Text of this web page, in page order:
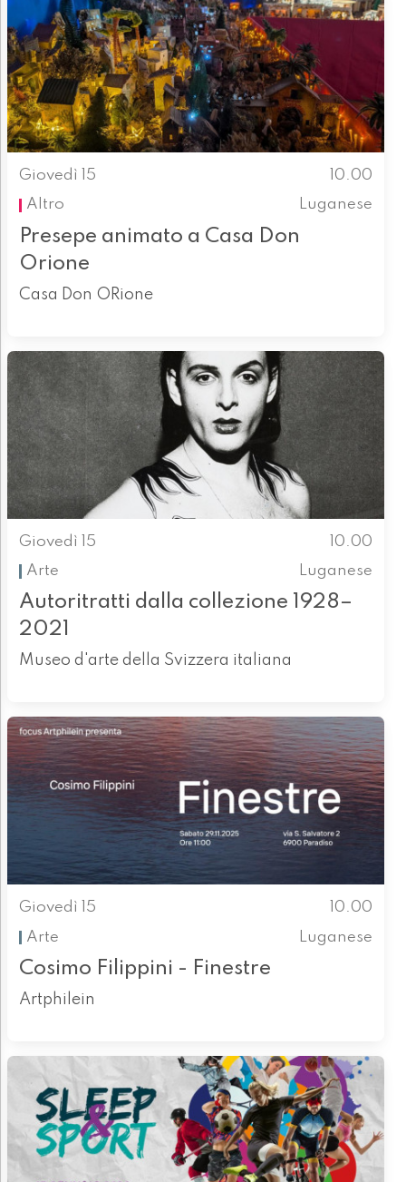
Giovedì 15
10.00
Altro
Luganese
Presepe animato a Casa Don
Orione
Casa Don ORione
Giovedì 15
10.00
Arte
Luganese
Autoritratti dalla collezione 1928–
2021
Museo d'arte della Svizzera italiana
Giovedì 15
10.00
Arte
Luganese
Cosimo Filippini - Finestre
Artphilein